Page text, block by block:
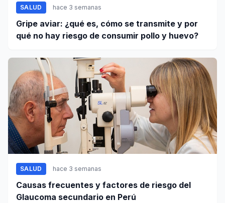
SALUD hace 3 semanas
Gripe aviar: ¿qué es, cómo se transmite y por
qué no hay riesgo de consumir pollo y huevo?
SALUD hace 3 semanas
Causas frecuentes y factores de riesgo del
Glaucoma secundario en Perú